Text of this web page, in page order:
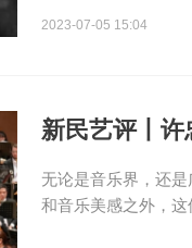
2023-07-05 15:04
新民艺评丨
无论是音乐界，还
和音乐美感之外，